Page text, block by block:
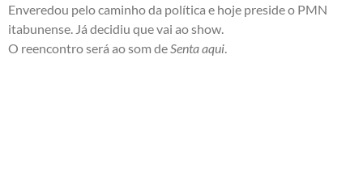
Enveredou pelo caminho da política e hoje preside o PMN
itabunense. Já decidiu que vai ao show.
O reencontro será ao som de Senta aqui